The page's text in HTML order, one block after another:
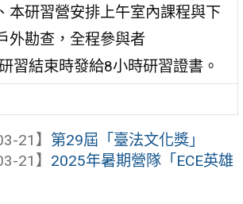
本研習營安排上午室內課程與下
外勘查，全程參與者
習結束時發給8小時研習證書。
21】 第29屆「臺法文化獎」
21】 2025年暑期營隊「ECE英雄